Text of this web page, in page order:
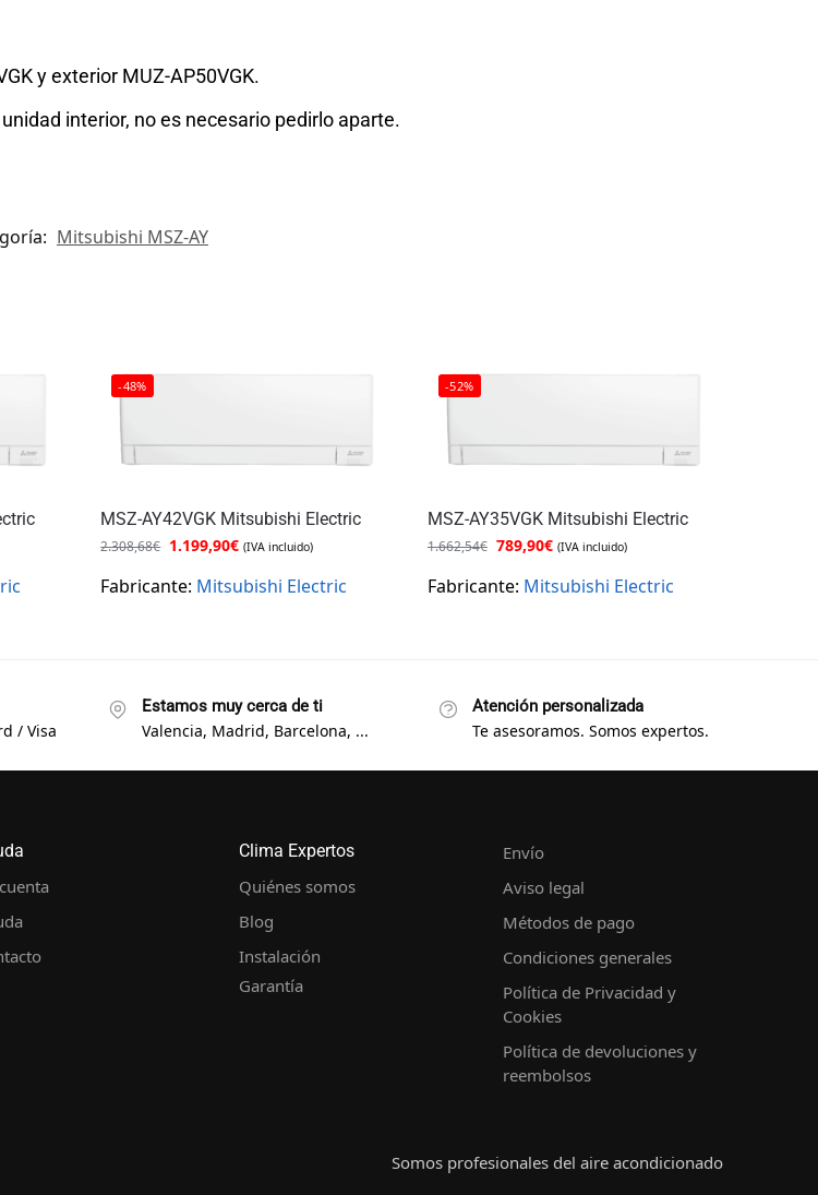
y exterior MUZ-AP50VGK.
interior, no es necesario pedirlo aparte.
Mitsubishi MSZ-AY
-48%
MSZ-AY42VGK Mitsubishi Electric
2.308,68€ 1.199,90€ (IVA incluido)
Fabricante: Mitsubishi Electric
-52%
MSZ-AY35VGK Mitsubishi Electric
1.662,54€ 789,90€ (IVA incluido)
Fabricante: Mitsubishi Electric
/ Visa
Estamos muy cerca de ti
Valencia, Madrid, Barcelona, ...
Atención personalizada
Te asesoramos. Somos expertos.
Clima Expertos
Quiénes somos
Blog
Instalación
Garantía
Envío
Aviso legal
Métodos de pago
Condiciones generales
Política de Privacidad y
Cookies
Política de devoluciones y
reembolsos
Somos profesionales del aire acondicionado